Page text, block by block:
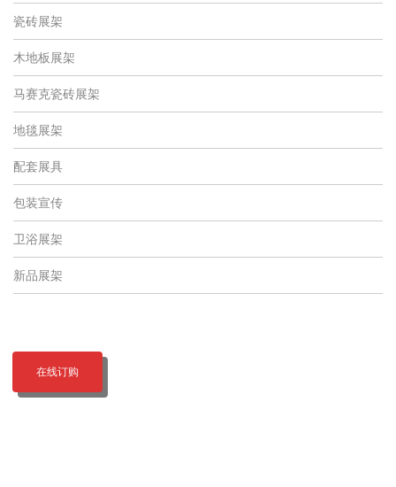
瓷砖展架
木地板展架
马赛克瓷砖展架
地毯展架
配套展具
包装宣传
卫浴展架
新品展架
在线订购